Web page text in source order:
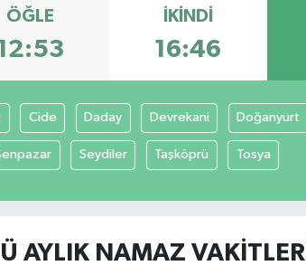
ÖĞLE İKINDI
16:46
Cide Daday Devrekani Doğanyurt
Seydiler Taşköprü Tosya
AYLIK NAMAZ VAKITLERI